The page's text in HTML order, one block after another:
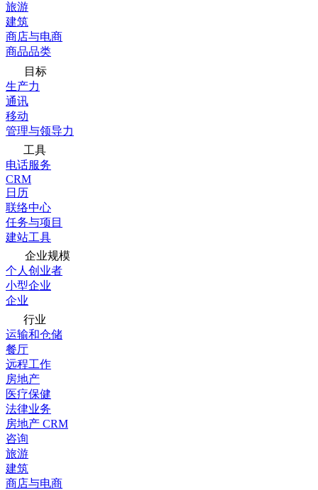
旅游
建筑
商店与电商
商品品类
目标
生产力
通讯
移动
管理与领导力
工具
电话服务
CRM
日历
联络中心
任务与项目
建站工具
企业规模
个人创业者
小型企业
企业
行业
运输和仓储
餐厅
远程工作
房地产
医疗保健
法律业务
房地产 CRM
咨询
旅游
建筑
商店与电商